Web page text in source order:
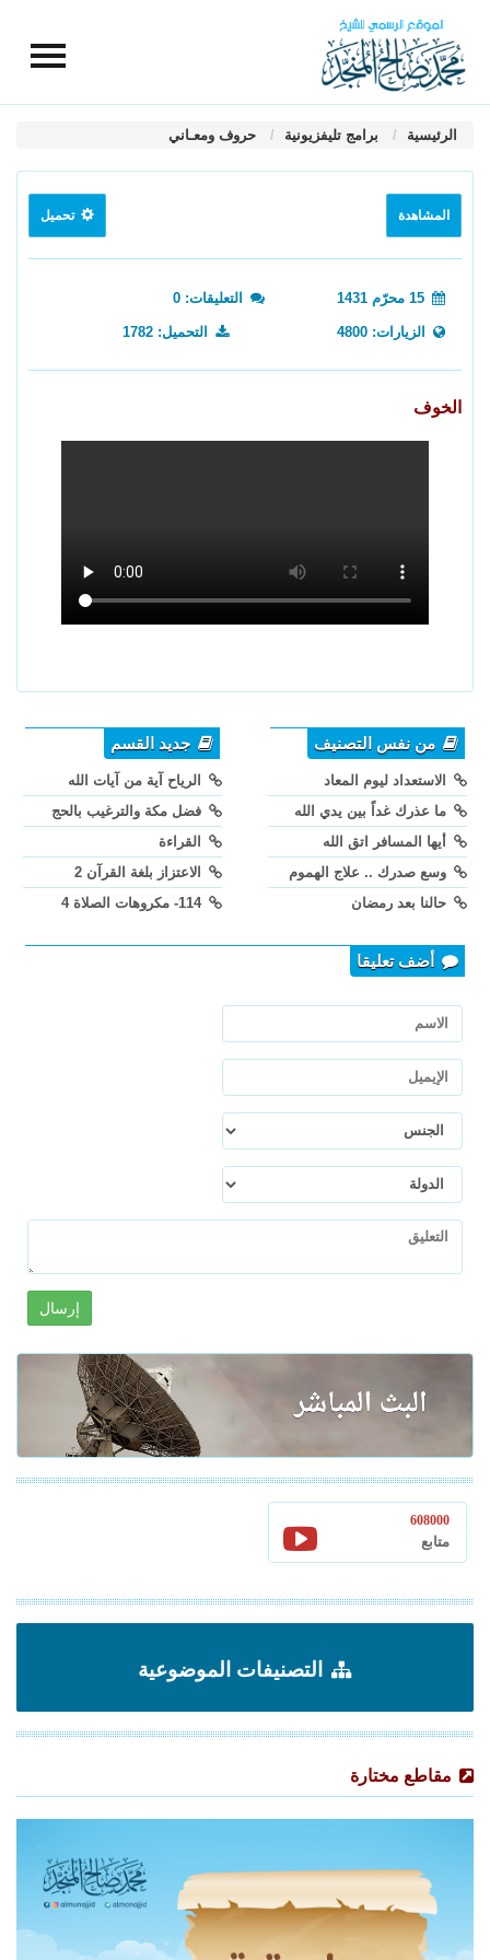
الرئيسية برامج تليفزيونية حروف ومعـاني
المشاهدة تحميل
التعليقات: 0
الزيارات: 4800 التحميل: 1782
الخوف
من نفس التصنيف
الاستعداد ليوم المعاد
ما عذرك غداً بين يدي الله
أيها المسافر اتق الله
وسع صدرك .. علاج الهموم
حالنا بعد رمضان
جديد القسم
الرياح آية من آيات الله
فضل مكة والترغيب بالحج
القراءة
الاعتزاز بلغة القرآن 2
114- مكروهات الصلاة 4
أضف تعليقا
إرسال
608000
متابع
التصنيفات الموضوعية
مقاطع مختارة